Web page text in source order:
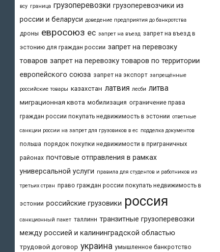
всу граница грузоперевозки грузоперевозчики из
россии и беларуси доведение предприятия до банкротства
дроны евросоюз ес запрет на въезд запрет на въезд в
эстонию для граждан россии запрет на перевозку
товаров запрет на перевозку товаров по территории
европейского союза запрет на экспорт запрещённые
российские товары казахстан латвия лесби литва
миграционная квота мобилизация ограничение права
граждан россии покупать недвижимость в эстонии ответные
санкции россии на запрет для грузовиков в ес подделка документов
польша порядок покупки недвижимости в приграничных
районах почтовые отправления в рамках
универсальной услуги правила для студентов и работников из
третьих стран право граждан россии покупать недвижимость в
эстонии российские грузовики россия
санкционный пакет таллинн транзитные грузоперевозки
между россией и калининградской областью
трудовой договор украина умышленное банкротство